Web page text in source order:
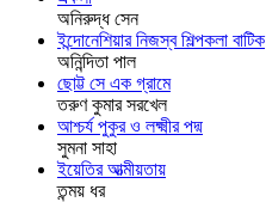
অনিরুদ্ধ সেন
ইন্দোনেশিয়ার নিজস্ব শিল্পকলা বাটিক
অনিন্দিতা পাল
ছোট্ট সে এক গ্রামে
তরুণ কুমার সরখেল
আশ্চর্য পুকুর ও লক্ষ্মীর পদ্ম
সুমনা সাহা
ইয়েতির আত্মীয়তায়
তন্ময় ধর